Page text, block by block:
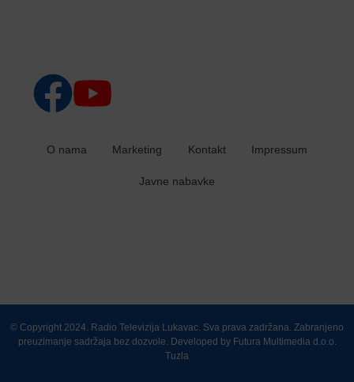
O nama Marketing Kontakt Impressum
Javne nabavke
© Copyright 2024. Radio Televizija Lukavac. Sva prava zadržana. Zabranjeno
preuzimanje sadržaja bez dozvole. Developed by Futura Multimedia d.o.o.
Tuzla